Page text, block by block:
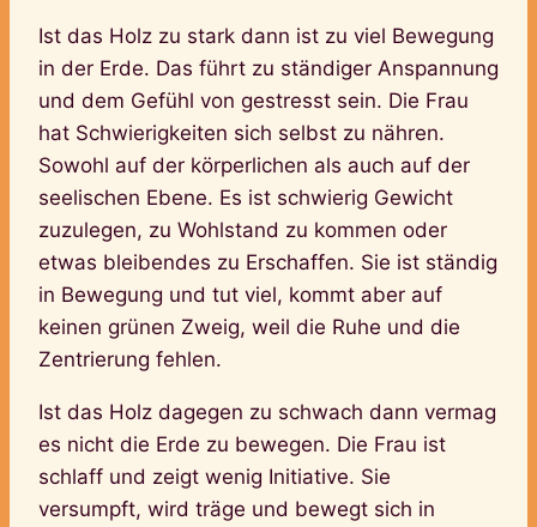
Ist das Holz zu stark dann ist zu viel Bewegung
in der Erde. Das führt zu ständiger Anspannung
und dem Gefühl von gestresst sein. Die Frau
hat Schwierigkeiten sich selbst zu nähren.
Sowohl auf der körperlichen als auch auf der
seelischen Ebene. Es ist schwierig Gewicht
zuzulegen, zu Wohlstand zu kommen oder
etwas bleibendes zu Erschaffen. Sie ist ständig
in Bewegung und tut viel, kommt aber auf
keinen grünen Zweig, weil die Ruhe und die
Zentrierung fehlen.
Ist das Holz dagegen zu schwach dann vermag
es nicht die Erde zu bewegen. Die Frau ist
schlaff und zeigt wenig Initiative. Sie
versumpft, wird träge und bewegt sich in